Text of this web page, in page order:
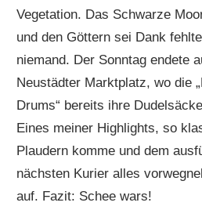
Vegetation. Das Schwarze
und den Göttern sei Dank
niemand. Der Sonntag endete
Neustädter Marktplatz, wo die
Drums“ bereits ihre
Eines meiner Highlights, so
Plaudern komme und dem
nächsten Kurier alles
auf. Fazit: Schee wars!